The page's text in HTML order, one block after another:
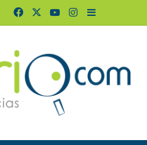
FacebookYouTubeInstagram
Barra lateral